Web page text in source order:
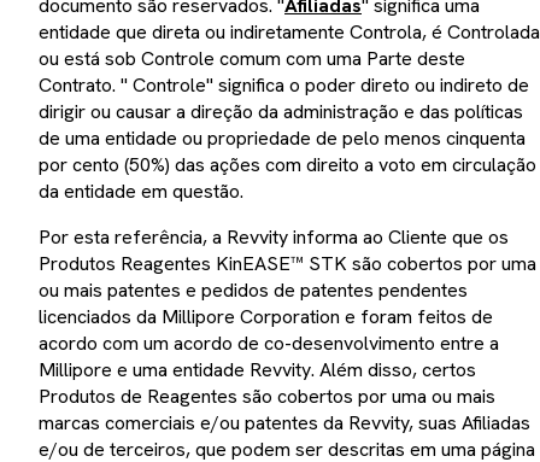
documento são reservados. "Afiliadas" significa uma
entidade que direta ou indiretamente Controla, é Controlada
ou está sob Controle comum com uma Parte deste
Contrato. " Controle" significa o poder direto ou indireto de
dirigir ou causar a direção da administração e das políticas
de uma entidade ou propriedade de pelo menos cinquenta
por cento (50%) das ações com direito a voto em circulação
da entidade em questão.
Por esta referência, a Revvity informa ao Cliente que os
Produtos Reagentes KinEASE™ STK são cobertos por uma
ou mais patentes e pedidos de patentes pendentes
licenciados da Millipore Corporation e foram feitos de
acordo com um acordo de co-desenvolvimento entre a
Millipore e uma entidade Revvity. Além disso, certos
Produtos de Reagentes são cobertos por uma ou mais
marcas comerciais e/ou patentes da Revvity, suas Afiliadas
e/ou de terceiros, que podem ser descritas em uma página